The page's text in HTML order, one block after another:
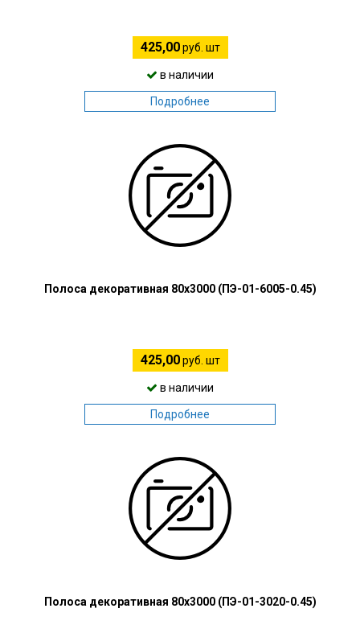
425,00руб. шт
в наличии
Подробнее
Полоса декоративная 80х3000 (ПЭ-01-6005-0.45)
425,00руб. шт
в наличии
Подробнее
Полоса декоративная 80х3000 (ПЭ-01-3020-0.45)